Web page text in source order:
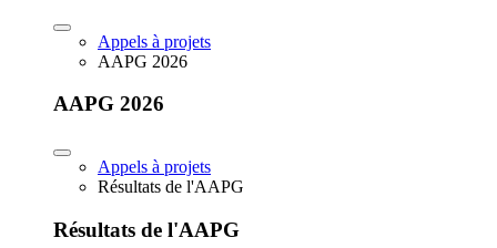
Appels à projets
AAPG 2026
AAPG 2026
Appels à projets
Résultats de l'AAPG
Résultats de l'AAPG